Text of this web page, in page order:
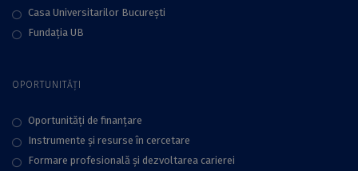
Casa Universitarilor București
Fundaţia UB
OPORTUNITĂȚI
Oportunități de finanțare
Instrumente și resurse în cercetare
Formare profesională și dezvoltarea carierei